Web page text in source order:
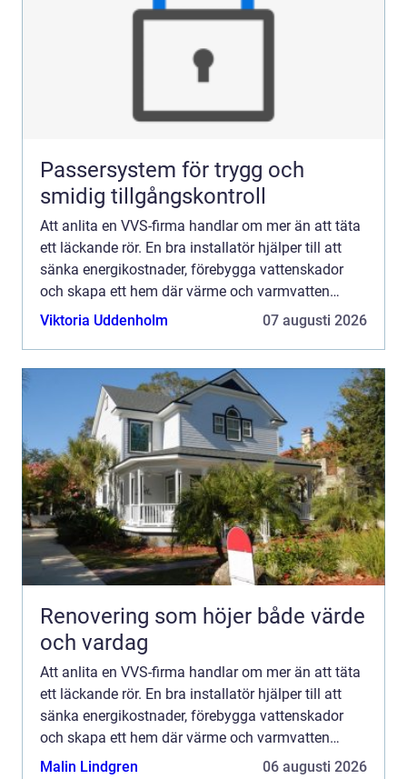
Passersystem för trygg och
smidig tillgångskontroll
Att anlita en VVS-firma handlar om mer än att täta
ett läckande rör. En bra installatör hjälper till att
sänka energikostnader, förebygga vattenskador
och skapa ett hem där värme och varmvatten
fungerar som de ska, året runt. I Göteborg, med
Viktoria Uddenholm 07 augusti 2026
Renovering som höjer både värde
och vardag
Att anlita en VVS-firma handlar om mer än att täta
ett läckande rör. En bra installatör hjälper till att
sänka energikostnader, förebygga vattenskador
och skapa ett hem där värme och varmvatten
fungerar som de ska, året runt. I Göteborg, med
Malin Lindgren 06 augusti 2026